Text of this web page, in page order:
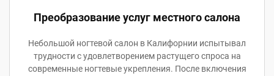
Преобразование услуг местного салона
Небольшой ногтевой салон в Калифорнии испытывал
трудности с удовлетворением растущего спроса на
современные ногтевые укрепления. После включения